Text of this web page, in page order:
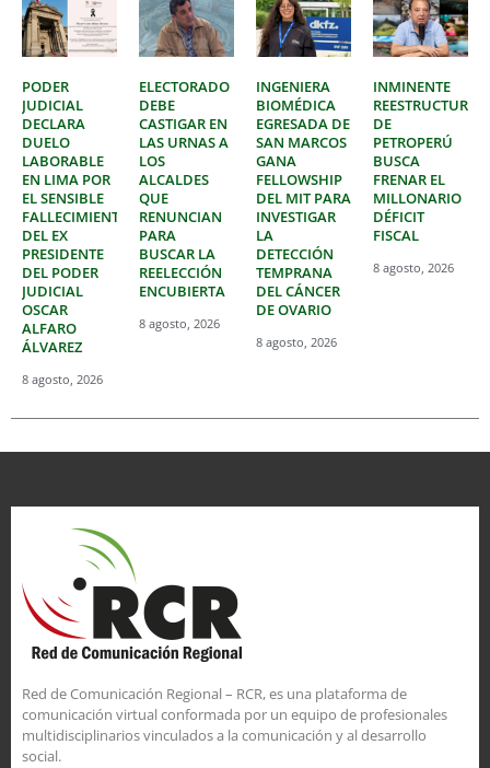
PODER
JUDICIAL
DECLARA
DUELO
LABORABLE
EN LIMA POR
EL SENSIBLE
FALLECIMIENTO
DEL EX
PRESIDENTE
DEL PODER
JUDICIAL
OSCAR
ALFARO
ÁLVAREZ
8 agosto, 2026
ELECTORADO
DEBE
CASTIGAR EN
LAS URNAS A
LOS
ALCALDES
QUE
RENUNCIAN
PARA
BUSCAR LA
REELECCIÓN
ENCUBIERTA
8 agosto, 2026
INGENIERA
BIOMÉDICA
EGRESADA DE
SAN MARCOS
GANA
FELLOWSHIP
DEL MIT PARA
INVESTIGAR
LA
DETECCIÓN
TEMPRANA
DEL CÁNCER
DE OVARIO
8 agosto, 2026
INMINENTE
DE
PETROPERÚ
BUSCA
FRENAR EL
MILLONARIO
DÉFICIT
FISCAL
8 agosto, 2026
Red de Comunicación Regional – RCR, es una plataforma de
comunicación virtual conformada por un equipo de profesionales
multidisciplinarios vinculados a la comunicación y al desarrollo
social.